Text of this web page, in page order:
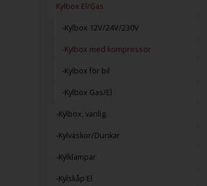
Kylbox El/Gas
-Kylbox 12V/24V/230V
-Kylbox med kompressor
-Kylbox för bil
-Kylbox Gas/El
-Kylbox, vanlig.
-Kylväskor/Dunkar
-Kylklampar
-Kylskåp El